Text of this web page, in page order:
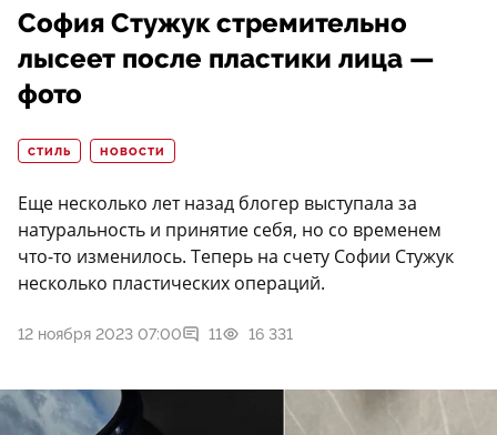
София Стужук стремительно
лысеет после пластики лица —
фото
СТИЛЬ НОВОСТИ
Еще несколько лет назад блогер выступала за
натуральность и принятие себя, но со временем
что-то изменилось. Теперь на счету Софии Стужук
несколько пластических операций.
12 ноября 2023 07:00 11 16 331